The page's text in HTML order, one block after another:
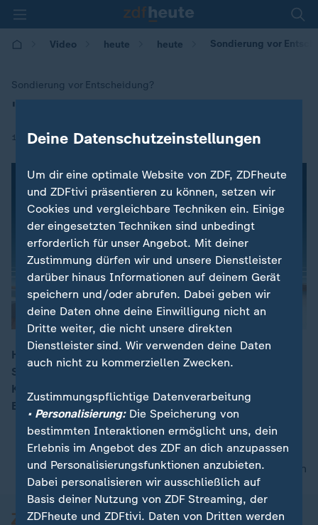
Video heute heute Sondierung vor
Sondierung vor Entscheidung?
:"Berg an ungelösten Streitfragen"
16.11.2017 | 15:23
Heute Nacht endet die selbstgesetzte Frist für die
Sondierungen der Jamaika-Parteien. ZDF-
Korrespondent Florian Neuhann über die bisherigen
Ergebnisse.
nach oben
Deine Datenschutzeinstellungen
Um dir eine optimale Website von ZDF, ZDFheute
und ZDFtivi präsentieren zu können, setzen wir
Cookies und vergleichbare Techniken ein. Einige
der eingesetzten Techniken sind unbedingt
erforderlich für unser Angebot. Mit deiner
Zustimmung dürfen wir und unsere Dienstleister
darüber hinaus Informationen auf deinem Gerät
speichern und/oder abrufen. Dabei geben wir
deine Daten ohne deine Einwilligung nicht an
Dritte weiter, die nicht unsere direkten
Dienstleister sind. Wir verwenden deine Daten
auch nicht zu kommerziellen Zwecken.
Zustimmungspflichtige Datenverarbeitung
• Personalisierung:Die Speicherung von
bestimmten Interaktionen ermöglicht uns, dein
Erlebnis im Angebot des ZDF an dich anzupassen
und Personalisierungsfunktionen anzubieten.
Dabei personalisieren wir ausschließlich auf
Basis deiner Nutzung von ZDF Streaming, der
ZDFheute und ZDFtivi. Daten von Dritten werden